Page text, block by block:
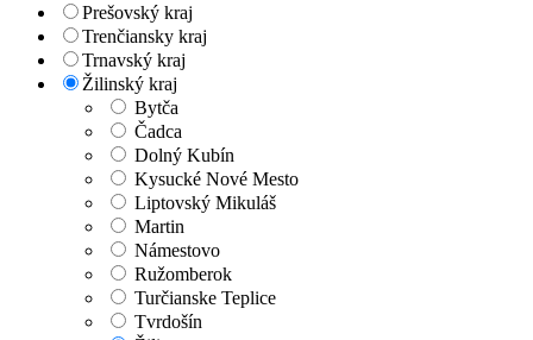
Prešovský kraj
Trenčiansky kraj
Trnavský kraj
Žilinský kraj
Bytča
Čadca
Dolný Kubín
Kysucké Nové Mesto
Liptovský Mikuláš
Martin
Námestovo
Ružomberok
Turčianske Teplice
Tvrdošín